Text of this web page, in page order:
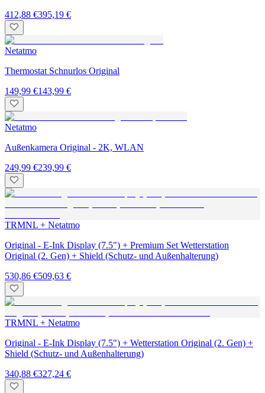
412,88 €395,19 €
Netatmo
Thermostat Schnurlos Original
149,99 €143,99 €
Netatmo
Außenkamera Original - 2K, WLAN
249,99 €239,99 €
TRMNL + Netatmo
Original - E-Ink Display (7.5") + Premium Set Wetterstation
Original (2. Gen) + Shield (Schutz- und Außenhalterung)
530,86 €509,63 €
TRMNL + Netatmo
Original - E-Ink Display (7.5") + Wetterstation Original (2. Gen) +
Shield (Schutz- und Außenhalterung)
340,88 €327,24 €